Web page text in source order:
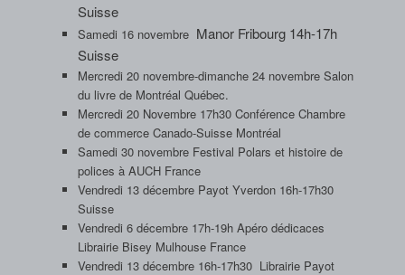
Suisse
Samedi 16 novembre Manor Fribourg 14h-17h
Suisse
Mercredi 20 novembre-dimanche 24 novembre Salon
du livre de Montréal Québec.
Mercredi 20 Novembre 17h30 Conférence Chambre
de commerce Canado-Suisse Montréal
Samedi 30 novembre Festival Polars et histoire de
polices à AUCH France
Vendredi 13 décembre Payot Yverdon 16h-17h30
Suisse
Vendredi 6 décembre 17h-19h Apéro dédicaces
Librairie Bisey Mulhouse France
Vendredi 13 décembre 16h-17h30 Librairie Payot